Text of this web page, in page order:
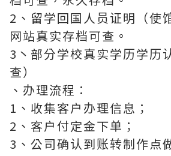
2、留学回国人员证明（使
网站真实存档可查。
3丶部分学校真实学历学历
查）
、办理流程：
1、收集客户办理信息；
2、客户付定金下单；
3、公司确认到账转制作点